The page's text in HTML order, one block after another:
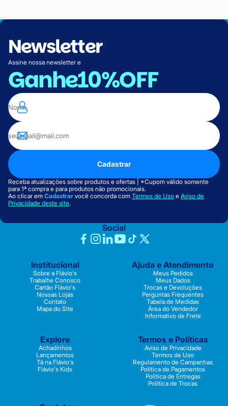
Newsletter
Assine nossa newsletter e
Ganhe10%OFF
Cadastrar
Receba atualizações sobre produtos e ofertas | *Cupom válido somente
para 1ª compra e para produtos não promocionais.
Ao clicar em Cadastrar você concorda com Termos de Uso e Aviso de
Privacidade deste site.
Social
Institucional
Sobre a Flávio's
Trabalhe Conosco
Cartão Flávio's
Nossas Lojas
Contato
Mapa do Site
Ajuda e Atendimento
Meus Pedidos
Meus Dados
Trocas e Devoluções
Perguntas Frequentes
Tabela de Medidas
Área do Vendedor
Informativo de Frete
Explore
Achadinhos
Lançamentos
Tá na Flávio's
Flávio's Kids
Termos e Políticas
Aviso de Privacidade
Termos de Uso
Regulamento de Campanhas
Política de Pagamentos
Política de Entregas
Política de Trocas